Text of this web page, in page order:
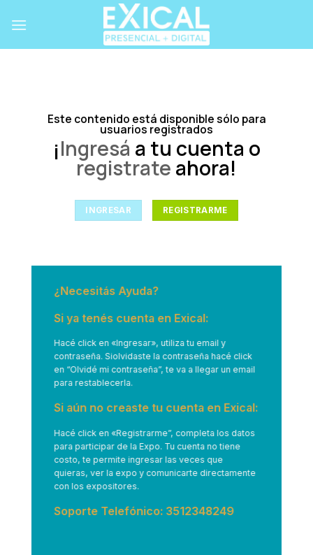
Este contenido está disponible sólo para
usuarios registrados
¡Ingresá a tu cuenta o
registrate ahora!
INGRESAR REGISTRARME
¿Necesitás Ayuda?
Si ya tenés cuenta en Exical:
Hacé click en «Ingresar», utiliza tu email y
contraseña. Siolvidaste la contraseña hacé click
en “Olvidé mi contraseña”, te va a llegar un email
para restablecerla.
Si aún no creaste tu cuenta en Exical:
Hacé click en «Registrarme”, completa los datos
para participar de la Expo. Tu cuenta no tiene
costo, te permite ingresar las veces que
quieras, ver la expo y comunicarte directamente
con los expositores.
Soporte Telefónico: 3512348249